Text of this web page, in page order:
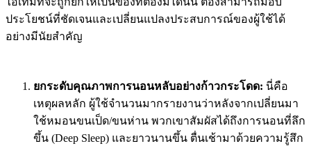
ประโยชน์ที่ชัดเจนและเปลี่ยนแปลงประสบการณ์ของผู้ใช้ได้
อย่างมีนัยสำคัญ
ยกระดับคุณภาพการนอนหลับอย่างก้าวกระโดด: นี่คือ
เหตุผลหลัก ผู้ใช้จำนวนมากรายงานว่าหลังจากเปลี่ยนมา
ใช้หมอนขนเป็ด/ขนห่าน พวกเขาสัมผัสได้ถึงการนอนที่ลึก
ขึ้น (Deep Sleep) และยาวนานขึ้น ตื่นเช้ามาด้วยความรู้สึก